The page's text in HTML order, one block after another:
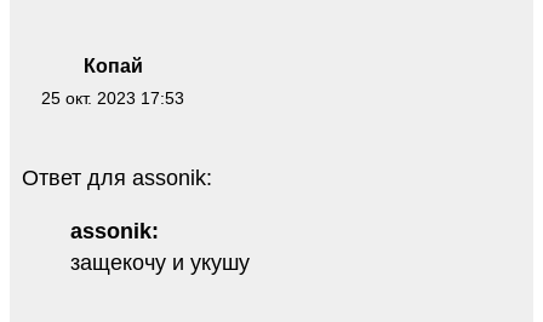
Копай
25 окт. 2023 17:53
Ответ для assonik:
assonik:
защекочу и укушу